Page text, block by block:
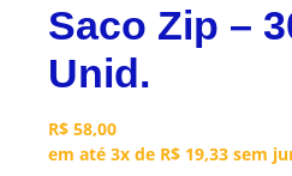
Saco Zip –
Unid.
R$ 58,00
em até 3x de R$ 19,33 sem